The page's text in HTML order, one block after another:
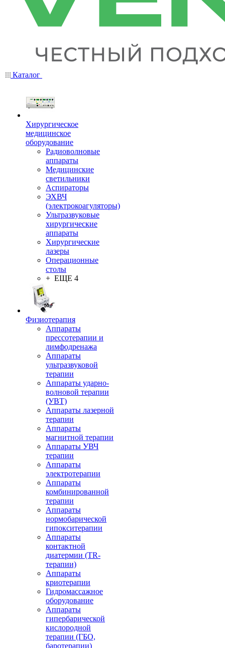
Каталог
Хирургическое
медицинское
оборудование
Радиоволновые
аппараты
Медицинские
светильники
Аспираторы
ЭХВЧ
(электрокоагуляторы)
Ультразвуковые
хирургические
аппараты
Хирургические
лазеры
Операционные
столы
+ ЕЩЕ 4
Физиотерапия
Аппараты
прессотерапии и
лимфодренажа
Аппараты
ультразвуковой
терапии
Аппараты ударно-
волновой терапии
(УВТ)
Аппараты лазерной
терапии
Аппараты
магнитной терапии
Аппараты УВЧ
терапии
Аппараты
электротерапии
Аппараты
комбинированной
терапии
Аппараты
нормобарической
гипокситерапии
Аппараты
контактной
диатермии (TR-
терапии)
Аппараты
криотерапии
Гидромассажное
оборудование
Аппараты
гипербарической
кислородной
терапии (ГБО,
баротерапии)